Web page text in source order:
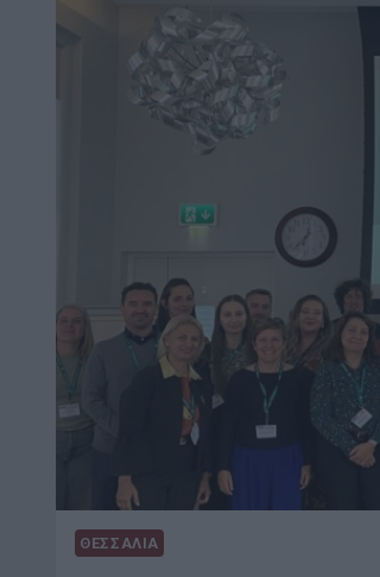
ΘΕΣΣΑΛΙΑ